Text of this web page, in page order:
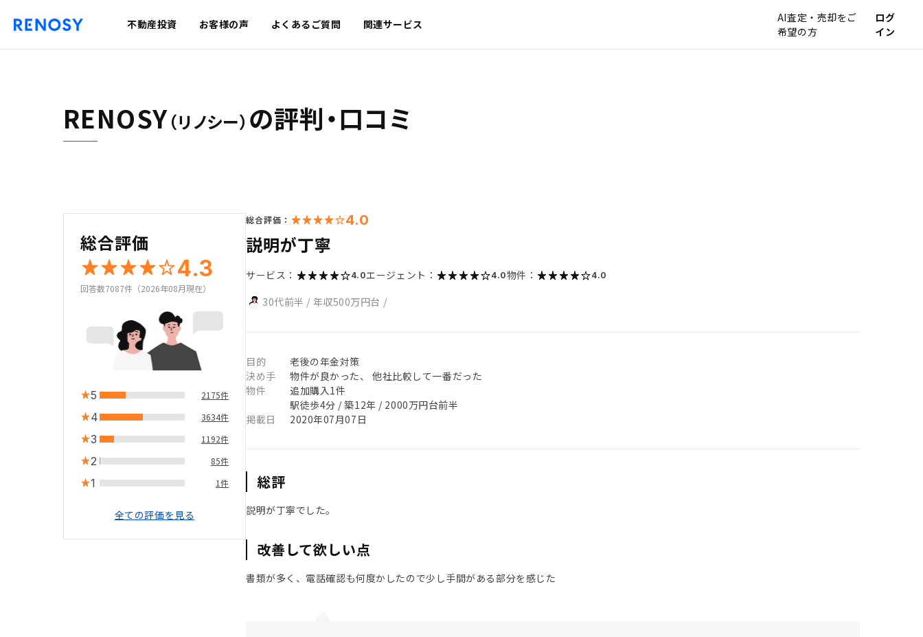
不動産投資 お客様の声 よくあるご質問 関連サービス
AI査定・売却をご
希望の方
ログ
イン
RENOSY（リノシー） の評判・口コミ
総合評価
4.3
回答数7087件（2026年08月現在）
5 2175件
4 3634件
3 1192件
2 85件
1 1件
全ての評価を見る
総合評価： 4.0
説明が丁寧
サービス： 4.0エージェント： 4.0物件： 4.0
30代前半 / 年収500万円台 /
目的
老後の年金対策
決め手
物件が良かった、 他社比較して一番だった
物件
追加購入1件
駅徒歩4分 / 築12年 / 2000万円台前半
掲載日
2020年07月07日
総評
説明が丁寧でした。
改善して欲しい点
書類が多く、電話確認も何度かしたので少し手間がある部分を感じた